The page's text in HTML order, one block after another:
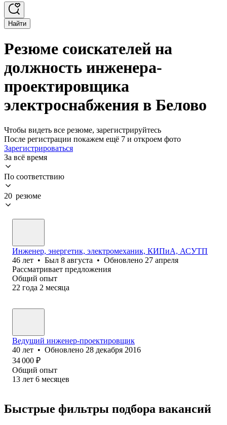
Найти
Резюме соискателей на
должность инженера-
проектировщика
электроснабжения в Белово
Чтобы видеть все резюме, зарегистрируйтесь
После регистрации покажем ещё 7 и откроем фото
Зарегистрироваться
За всё время
По соответствию
20 резюме
Инженер, энергетик, электромеханик, КИПиА, АСУТП
46 лет • Был 8 августа • Обновлено 27 апреля
Рассматривает предложения
Общий опыт
22 года 2 месяца
Ведущий инженер-проектировщик
40 лет • Обновлено 28 декабря 2016
34 000 ₽
Общий опыт
13 лет 6 месяцев
Быстрые фильтры подбора вакансий